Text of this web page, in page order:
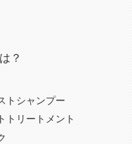
？
トシャンプー
トリートメント